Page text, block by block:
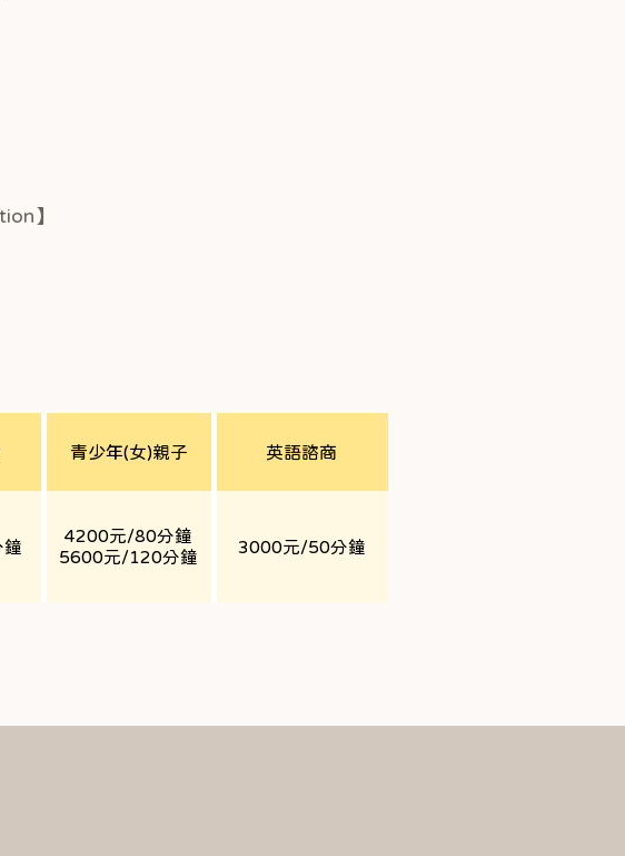
】
Anxiety Caregiver Stress
密關係溝通、婚姻風暴外遇劈腿、分手議題
導團體、戲劇及人際溝通團體、心理劇團體、敘事
青少年(女)親子 英語諮商
4200元/80分鐘
5600元/120分鐘
3000元/50分鐘